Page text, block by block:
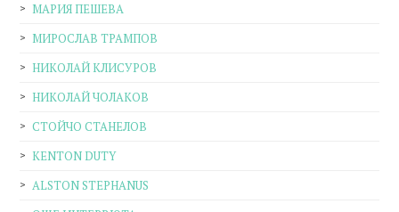
МАРИЯ ПЕШЕВА
МИРОСЛАВ ТРАМПОВ
НИКОЛАЙ КЛИСУРОВ
НИКОЛАЙ ЧОЛАКОВ
СТОЙЧО СТАНЕЛОВ
KENTON DUTY
ALSTON STEPHANUS